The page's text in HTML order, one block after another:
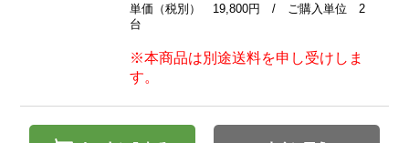
単価（税別） 19,800円 / ご購入単位 2
台
※本商品は別途送料を申し受けしま
す。